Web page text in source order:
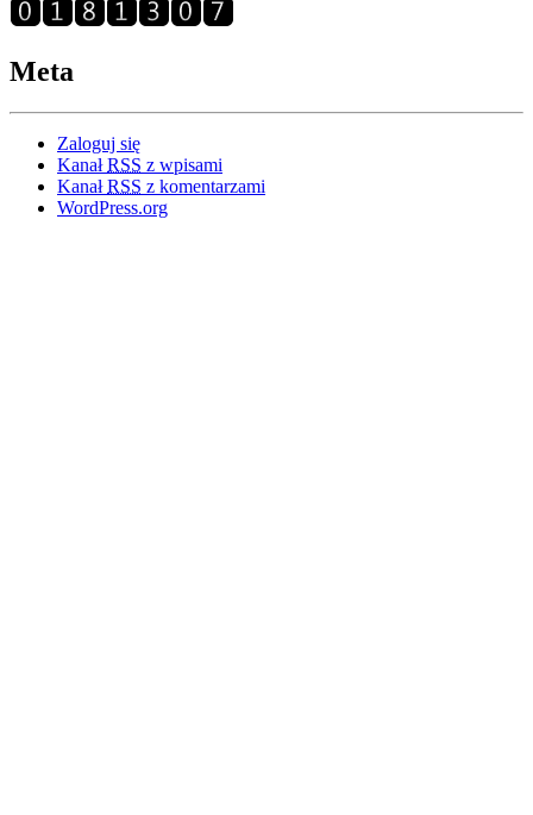
Meta
Zaloguj się
KanałRSS z wpisami
KanałRSS z komentarzami
WordPress.org